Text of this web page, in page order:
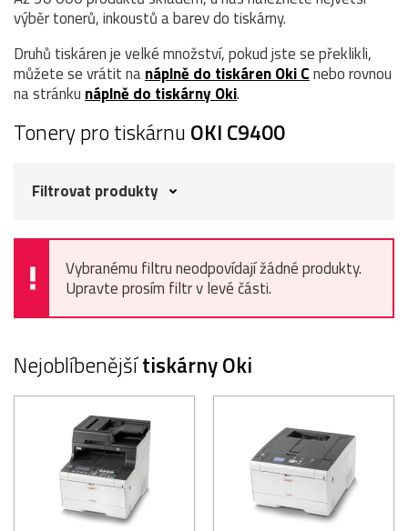
výběr tonerů, inkoustů a barev do tiskárny.
Druhů tiskáren je velké množství, pokud jste se překlikli,
můžete se vrátit nanáplně do tiskáren Oki Cnebo rovnou
na stránku náplně do tiskárny Oki.
Tonery pro tiskárnu OKI C9400
Filtrovat produkty
Vybranému filtru neodpovídají žádné produkty.
Upravte prosím filtr v levé části.
Nejoblíbenějšítiskárny Oki